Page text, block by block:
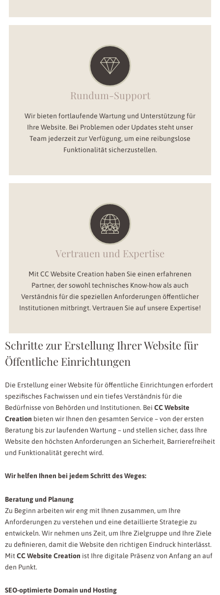
Rundum-Support
Wir bieten fortlaufende Wartung und Unterstützung für
Ihre Website. Bei Problemen oder Updates steht unser
Team jederzeit zur Verfügung, um eine reibungslose
Funktionalität sicherzustellen.
Vertrauen und Expertise
Mit CC Website Creation haben Sie einen erfahrenen
Partner, der sowohl technisches Know-how als auch
Verständnis für die speziellen Anforderungen öffentlicher
Institutionen mitbringt. Vertrauen Sie auf unsere Expertise!
Schritte zur Erstellung Ihrer Website für
Öffentliche Einrichtungen
Die Erstellung einer Website für öffentliche Einrichtungen erfordert
spezifisches Fachwissen und ein tiefes Verständnis für die
Bedürfnisse von Behörden und Institutionen. Bei CC Website
Creation bieten wir Ihnen den gesamten Service – von der ersten
Beratung bis zur laufenden Wartung – und stellen sicher, dass Ihre
Website den höchsten Anforderungen an Sicherheit, Barrierefreiheit
und Funktionalität gerecht wird.
Wir helfen Ihnen bei jedem Schritt des Weges:
Beratung und Planung
Zu Beginn arbeiten wir eng mit Ihnen zusammen, um Ihre
Anforderungen zu verstehen und eine detaillierte Strategie zu
entwickeln. Wir nehmen uns Zeit, um Ihre Zielgruppe und Ihre Ziele
zu definieren, damit die Website den richtigen Eindruck hinterlässt.
Mit CC Website Creation ist Ihre digitale Präsenz von Anfang an auf
den Punkt.
SEO-optimierte Domain und Hosting